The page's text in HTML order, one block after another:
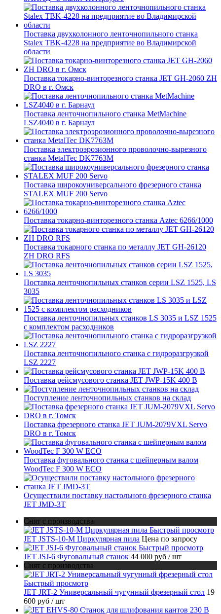
Поставка двухколонного ленточнопильного станка
Stalex TBK-4228 на предприятие во Владимирской
области
Поставка токарно-винторезного станка JET GH-2060 ZH
DRO в г. Омск
Поставка ленточнопильного станка MetMachine
LSZ4040 в г. Барнаул
Поставка электроэрозионного проволочно-вырезного
станка MetalTec DK7763M
Поставка широкоуниверсального фрезерного станка
STALEX MUF 200 Servo
Поставка токарно-винторезного станка Aztec 6266/1000
Поставка токарного станка по металлу JET GH-26120
ZH DRO RFS
Поставка ленточнопильных станков серии LSZ 1525, LS
3035
Поставка ленточнопильных станков LS 3035 и LSZ 1525
с комплектом расходников
Поставка ленточнопильного станка c гидроразгрузкой
LSZ 2227
Поставка рейсмусового станка JET JWP-15K 400 В
Поступление ленточнопильных станков на склад
Поставка фрезерного станка JET JUM-2079VXL Servo
DRO в г. Томск
Поставка фуговального станка с шейперным валом
WoodTec F 300 W ECO
Осуществили поставку настольного фрезерного станка
JET JMD-3T
Снят с производства
Быстрый просмотр
JET JSTS-10-M Циркулярная пила Цена по запросу
Быстрый просмотр
JET JSJ-6 Фуговальный станок 44 000 руб / шт
Снят с производства
Быстрый просмотр
JET JRT-2 Универсальный чугунный фрезерный стол 19
600 руб / шт